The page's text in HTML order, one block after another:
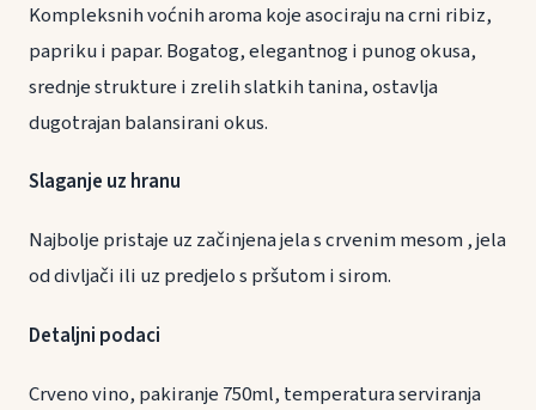
Kompleksnih voćnih aroma koje asociraju na crni ribiz,
papriku i papar. Bogatog, elegantnog i punog okusa,
srednje strukture i zrelih slatkih tanina, ostavlja
dugotrajan balansirani okus.
Slaganje uz hranu
Najbolje pristaje uz začinjena jela s crvenim mesom , jela
od divljači ili uz predjelo s pršutom i sirom.
Detaljni podaci
Crveno vino, pakiranje 750ml, temperatura serviranja